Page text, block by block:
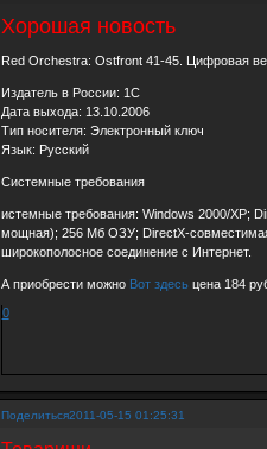
Хорошая новость
Red Orchestra: Ostfront 41-45. Цифровая
Издатель в России: 1С
Дата выхода: 13.10.2006
Тип носителя: Электронный ключ
Язык: Русский
Системные требования
истемные требования: Windows 2000/XP;
мощная); 256 Мб ОЗУ; DirectX-совместимая
широкополосное соединение с Интернет.
А приобрести можно Вот здесьцена 184
0
Поделиться2011-05-15 01:25:31